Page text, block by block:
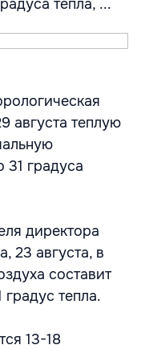
тепла, ...
августа теплую
31 градуса
директора
23 августа, в
составит
тепла.
13-18